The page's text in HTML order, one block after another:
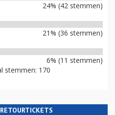
24% (42 stemmen)
21% (36 stemmen)
6% (11 stemmen)
stemmen: 170